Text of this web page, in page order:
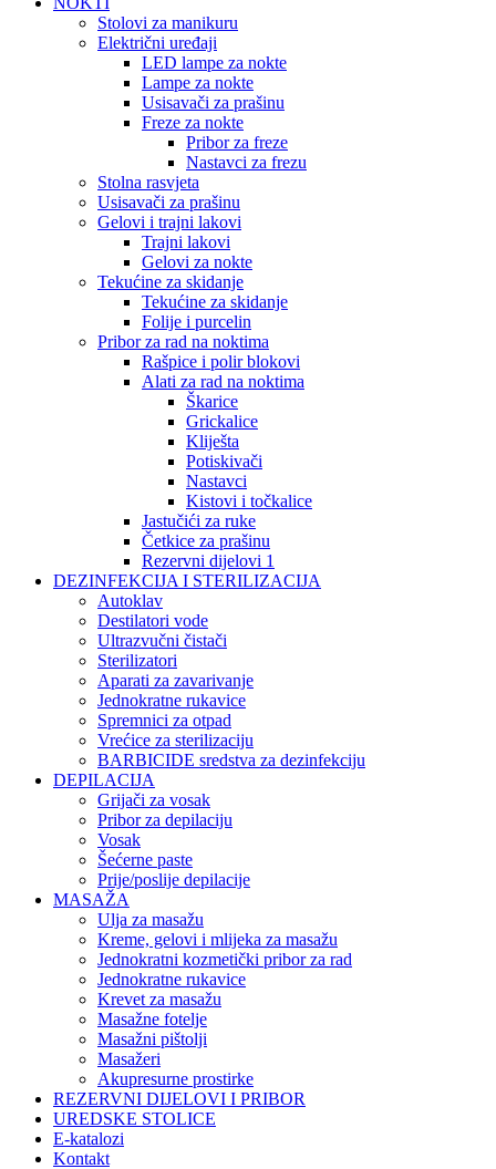
Stolovi za manikuru
Električni uređaji
LED lampe za nokte
Lampe za nokte
Usisavači za prašinu
Freze za nokte
Pribor za freze
Nastavci za frezu
Stolna rasvjeta
Usisavači za prašinu
Gelovi i trajni lakovi
Trajni lakovi
Gelovi za nokte
Tekućine za skidanje
Tekućine za skidanje
Folije i purcelin
Pribor za rad na noktima
Rašpice i polir blokovi
Alati za rad na noktima
Škarice
Grickalice
Kliješta
Potiskivači
Nastavci
Kistovi i točkalice
Jastučići za ruke
Četkice za prašinu
Rezervni dijelovi 1
DEZINFEKCIJA I STERILIZACIJA
Autoklav
Destilatori vode
Ultrazvučni čistači
Sterilizatori
Aparati za zavarivanje
Jednokratne rukavice
Spremnici za otpad
Vrećice za sterilizaciju
BARBICIDE sredstva za dezinfekciju
DEPILACIJA
Grijači za vosak
Pribor za depilaciju
Vosak
Šećerne paste
Prije/poslije depilacije
MASAŽA
Ulja za masažu
Kreme, gelovi i mlijeka za masažu
Jednokratni kozmetički pribor za rad
Jednokratne rukavice
Krevet za masažu
Masažne fotelje
Masažni pištolji
Masažeri
Akupresurne prostirke
REZERVNI DIJELOVI I PRIBOR
UREDSKE STOLICE
E-katalozi
Kontakt